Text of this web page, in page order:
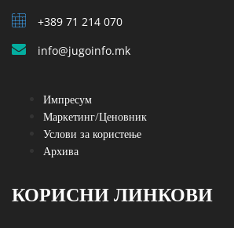
+389 71 214 070
info@jugoinfo.mk
Импресум
Маркетинг/Ценовник
Услови за користење
Архива
КОРИСНИ ЛИНКОВИ